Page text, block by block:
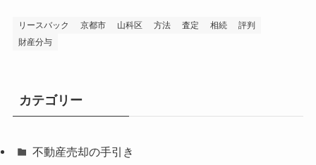
リースバック 京都市 山科区 方法 査定 相続
評判
財産分与
カテゴリー
不動産売却の手引き